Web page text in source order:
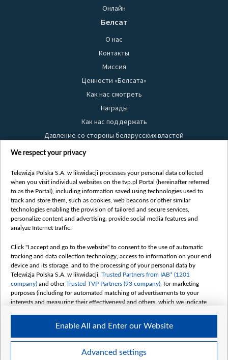
Онлайн
Белсат
О нас
Контакты
Миссия
Ценности «Белсата»
Как нас смотреть
Награды
Как нас поддержать
Давление со стороны беларусских властей
Правила использования материалов
Безопасность
Youtube
Белсат news
Белсат Life
Belsat English
Biełsat PL
Белсат Now
Белсат Shorts
Белсат History
Белсат Music
Белсат Doc
My consents
We respect your privacy
Telewizja Polska S.A. w likwidacji processes your personal data collected
when you visit individual websites on the tvp.pl Portal (hereinafter referred
to as the Portal), including information saved using technologies used to
track and store them, such as cookies, web beacons or other similar
technologies enabling the provision of tailored and secure services,
personalize content and advertising, provide social media features and
analyze Internet traffic.
Click "I accept and go to the website" to consent to the use of automatic
tracking and data collection technology, access to information on your end
device and its storage, and to the processing of your personal data by
Telewizja Polska S.A. w likwidacji, Trusted Partners from IAB* (1201
company) and otherTrusted TVP Partners (93 company) , for marketing
purposes (including for automated matching of advertisements to your
interests and measuring their effectiveness) and others, which we indicate
The purposes of processing your data by TVP S.A. w likwidacji are as
follows:
Use limited data to select advertising
Advanced settings
Enable All and Enter our Website